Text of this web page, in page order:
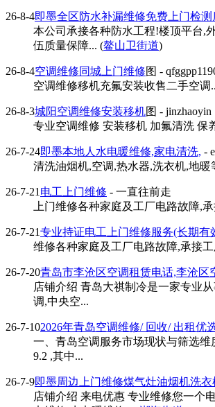
26-8-4即墨全区防水补漏维修免费上门检
本公司承接各种防水工程!楼顶平台,
伍质量保障... (鳌山卫街道)
26-8-4空调维修同城上门维修图 -
空调维修移机充氟安装收售二手空调
26-8-3城阳空调维修安装移机图 - jinzhaoyin
专业空调维修 安装移机 加氟清洗 保
26-7-24即墨本地人水电暖维修,家电清洗, -
清洗油烟机,空调,热水器,洗衣机,地
26-7-21 电工上门维修 - 一直往前走
上门维修各种家庭及工厂电路故障,
26-7-21专业持证电工上门维修服务(长期有
维修各种家庭及工厂电路故障,承接
26-7-20青岛市李沧区空调租赁电话,李沧区
店铺介绍 青岛大祺制冷是一家专业
调,中央空...
26-7-102026年青岛空调维修/ 回收/ 出租优
一、青岛空调服务市场现状与筛选
9.2 ,其中...
26-7-9即墨周边上门维修煤气灶油烟机洗
店铺介绍 来电优惠 专业维修您一个